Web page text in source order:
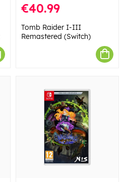
€40.99
Tomb Raider I-III
Remastered (Switch)